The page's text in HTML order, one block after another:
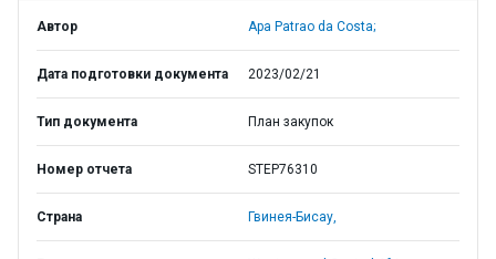
Автор Apa Patrao da Costa;
Дата подготовки документа 2023/02/21
Тип документа План закупок
Номер отчета STEP76310
Страна Гвинея-Бисау,